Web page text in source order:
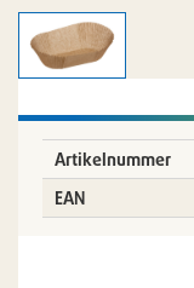
Artikelnummer
EAN